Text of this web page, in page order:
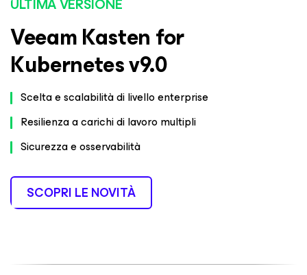
Veeam Kasten for
Kubernetes v9.0
Scelta e scalabilità di livello enterprise
Resilienza a carichi di lavoro multipli
Sicurezza e osservabilità
SCOPRI LE NOVITÀ